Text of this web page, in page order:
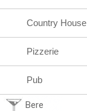
Country House
Pizzerie
Pub
Bere